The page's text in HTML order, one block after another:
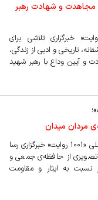
مجاهدت و شهادت رهبر
ملی «۱۰۰۱ روایت» خبرگزاری تلاشی برای
تاریخی و ادبی از زندگی،
و آیین وداع با رهبر شهید
مردان میدان
روایت‌هایی در پویش ملی «۱۰۰۱ روایت» خبرگزاری رسا
تصویری از حافظه‌ی جمعی و
نسبت به ایثار و مقاومت